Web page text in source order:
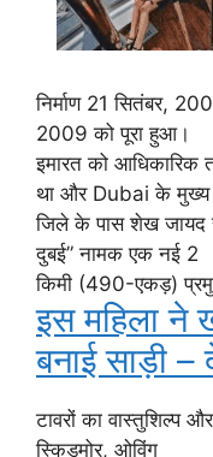
निर्माण 21 सितंबर,
2009 को पूरा हुआ।
इमारत को आधिकारिक
था और Dubai के मुख्य
जिले के पास शेख जायद
दुबई” नामक एक नई 2
किमी (490-एकड़)
इस महिला ने
बनाई साड़ी –
टावरों का वास्तुशिल्प
स्किडमोर, ओविंग